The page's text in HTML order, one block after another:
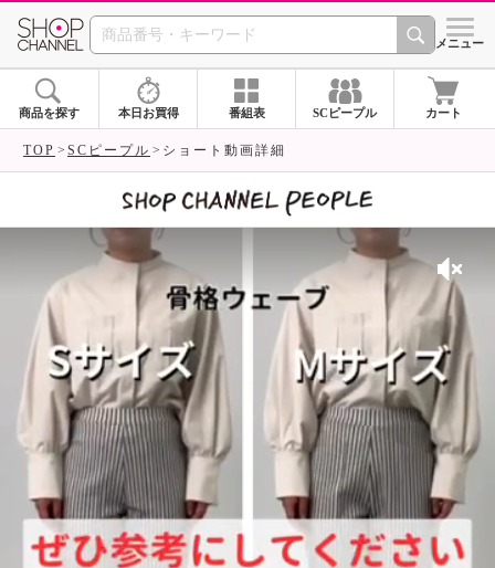
SHOP CHANNEL シメニュー
商品を探す 本日お買得 番組表 SCピープル カート
TOP SCピープル ショート動画詳細